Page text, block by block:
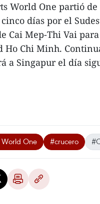
World One partió
días por el
Cai Mep-Thi Vai
Ho Chi Minh.
a Singapur el día
World One #crucero